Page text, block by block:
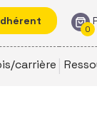
0
carrière